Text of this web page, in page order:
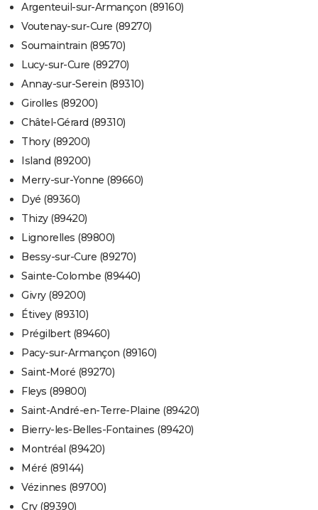
Argenteuil-sur-Armançon (89160)
Voutenay-sur-Cure (89270)
Soumaintrain (89570)
Lucy-sur-Cure (89270)
Annay-sur-Serein (89310)
Girolles (89200)
Châtel-Gérard (89310)
Thory (89200)
Island (89200)
Merry-sur-Yonne (89660)
Dyé (89360)
Thizy (89420)
Lignorelles (89800)
Bessy-sur-Cure (89270)
Sainte-Colombe (89440)
Givry (89200)
Étivey (89310)
Prégilbert (89460)
Pacy-sur-Armançon (89160)
Saint-Moré (89270)
Fleys (89800)
Saint-André-en-Terre-Plaine (89420)
Bierry-les-Belles-Fontaines (89420)
Montréal (89420)
Méré (89144)
Vézinnes (89700)
Cry (89390)